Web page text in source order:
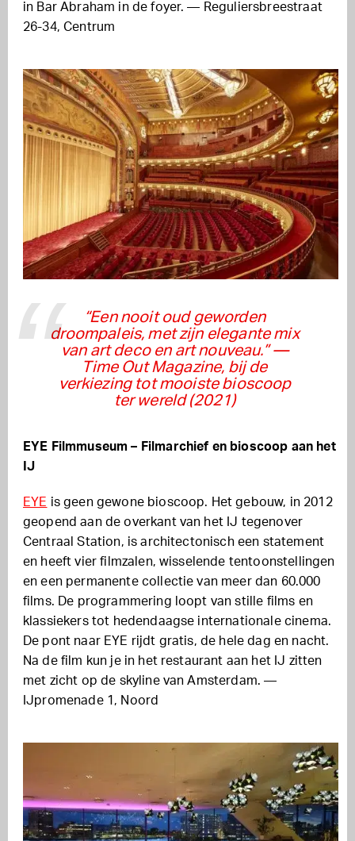
in Bar Abraham in de foyer. — Reguliersbreestraat
26-34, Centrum
“Een nooit oud geworden
droompaleis, met zijn elegante mix
van art deco en art nouveau.”—
Time Out Magazine, bij de
verkiezing tot mooiste bioscoop
ter wereld (2021)
EYE Filmmuseum – Filmarchief en bioscoop aan het
IJ
EYE is geen gewone bioscoop. Het gebouw, in 2012
geopend aan de overkant van het IJ tegenover
Centraal Station, is architectonisch een statement
en heeft vier filmzalen, wisselende tentoonstellingen
en een permanente collectie van meer dan 60.000
films. De programmering loopt van stille films en
klassiekers tot hedendaagse internationale cinema.
De pont naar EYE rijdt gratis, de hele dag en nacht.
Na de film kun je in het restaurant aan het IJ zitten
met zicht op de skyline van Amsterdam. —
IJpromenade 1, Noord